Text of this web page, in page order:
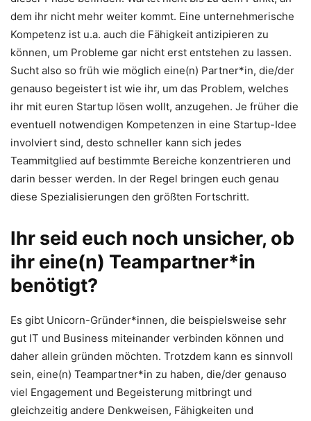
dem ihr nicht mehr weiter kommt. Eine unternehmerische
Kompetenz ist u.a. auch die Fähigkeit antizipieren zu
können, um Probleme gar nicht erst entstehen zu lassen.
Sucht also so früh wie möglich eine(n) Partner*in, die/der
genauso begeistert ist wie ihr, um das Problem, welches
ihr mit euren Startup lösen wollt, anzugehen. Je früher die
eventuell notwendigen Kompetenzen in eine Startup-Idee
involviert sind, desto schneller kann sich jedes
Teammitglied auf bestimmte Bereiche konzentrieren und
darin besser werden. In der Regel bringen euch genau
diese Spezialisierungen den größten Fortschritt.
Ihr seid euch noch unsicher, ob
ihr eine(n) Teampartner*in
benötigt?
Es gibt Unicorn-Gründer*innen, die beispielsweise sehr
gut IT und Business miteinander verbinden können und
daher allein gründen möchten. Trotzdem kann es sinnvoll
sein, eine(n) Teampartner*in zu haben, die/der genauso
viel Engagement und Begeisterung mitbringt und
gleichzeitig andere Denkweisen, Fähigkeiten und